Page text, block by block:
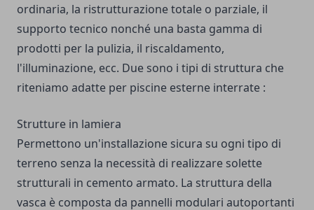
ordinaria, la ristrutturazione totale o parziale, il
supporto tecnico nonché una basta gamma di
prodotti per la pulizia, il riscaldamento,
l'illuminazione, ecc. Due sono i tipi di struttura che
riteniamo adatte per piscine esterne interrate :
Strutture in lamiera
Permettono un'installazione sicura su ogni tipo di
terreno senza la necessità di realizzare solette
strutturali in cemento armato. La struttura della
vasca è composta da pannelli modulari autoportanti